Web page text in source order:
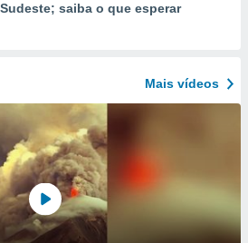
saiba o que esperar
Mais vídeos